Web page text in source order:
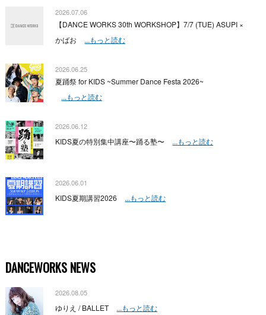
2026.07.06
【DANCE WORKS 30th WORKSHOP】7/7 (TUE) ASUPI ×
かばお
...もっと読む
2026.06.25
夏踊祭 for KIDS ~Summer Dance Festa 2026~
...もっと読む
2026.06.12
KIDS夏の特別集中講座〜踊る塾〜 ...もっと読む
2026.06.01
KIDS夏期講習2026 ...もっと読む
DANCEWORKS NEWS
2026.08.05
ゆりえ / BALLET ...もっと読む